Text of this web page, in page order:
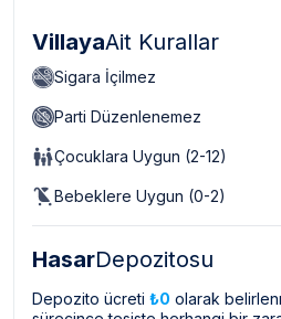
VillayaAit Kurallar
Sigara İçilmez
Parti Düzenlenemez
Çocuklara Uygun (2-12)
Bebeklere Uygun (0-2)
HasarDepozitosu
Depozito ücreti ₺0 olarak